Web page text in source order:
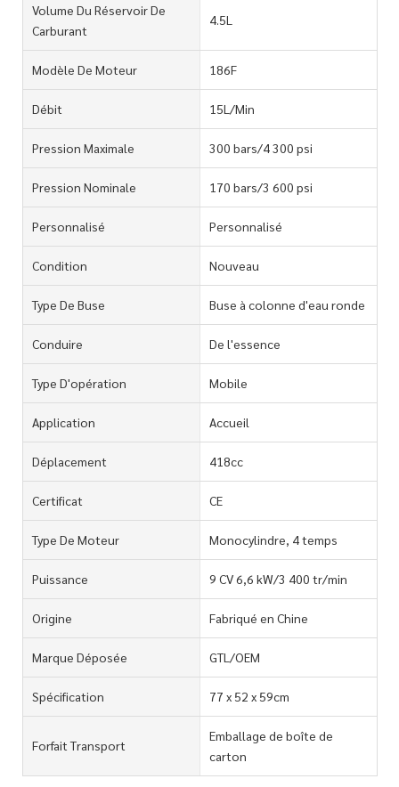
Volume Du Réservoir De
Carburant
4.5L
Modèle De Moteur 186F
Débit 15L/Min
Pression Maximale 300 bars/4 300 psi
Pression Nominale 170 bars/3 600 psi
Personnalisé Personnalisé
Condition Nouveau
Type De Buse Buse à colonne d'eau ronde
Conduire De l'essence
Type D'opération Mobile
Application Accueil
Déplacement 418cc
Certificat CE
Type De Moteur Monocylindre, 4 temps
Puissance 9 CV 6,6 kW/3 400 tr/min
Origine Fabriqué en Chine
Marque Déposée GTL/OEM
Spécification 77 x 52 x 59cm
Forfait Transport
Emballage de boîte de
carton